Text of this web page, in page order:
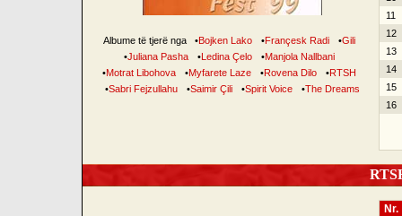
Albume të tjerë nga •Bojken Lako •Françesk Radi •Gili
•Juliana Pasha •Ledina Çelo •Manjola Nallbani
•Motrat Libohova •Myfarete Laze •Rovena Dilo •RTSH
•Sabri Fejzullahu •Saimir Çili •Spirit Voice •The Dreams
11
12
13
14
15
16
Nr.